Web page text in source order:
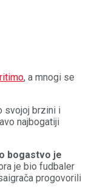
, a mnogi se
svojoj brzini i
najbogatiji
bogastvo je
je bio fudbaler
progovorili